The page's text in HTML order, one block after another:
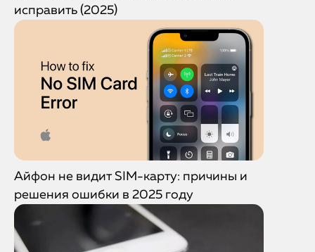
исправить (2025)
Айфон не видит SIM-карту: причины и
решения ошибки в 2025 году